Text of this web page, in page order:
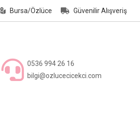
Bursa/Özlüce Güvenilir Alışveriş
0536 994 26 16
bilgi@ozlucecicekci.com